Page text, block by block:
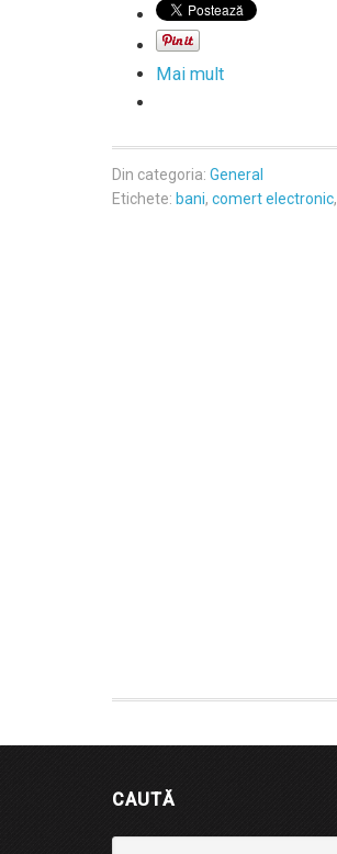
Mai mult
Din categoria: General
Etichete: bani, comert electronic,
CAUTĂ